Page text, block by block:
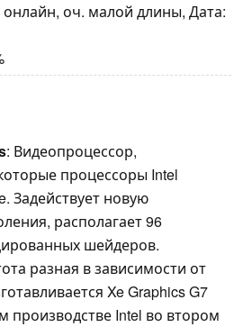
онлайн, оч. малой длины, Дата:
: Видеопроцессор,
процессоры Intel
Задействует новую
располагает 96
шейдеров.
разная в зависимости от
Xe Graphics G7
производстве Intel во втором